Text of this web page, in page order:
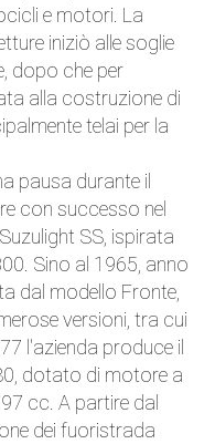
e motori. La
iniziò alle soglie
dopo che per
alla costruzione di
telai per la
pausa durante il
con successo nel
SS, ispirata
Sino al 1965, anno
dal modello Fronte,
versioni, tra cui
l'azienda produce il
dotato di motore a
cc. A partire dal
dei fuoristrada